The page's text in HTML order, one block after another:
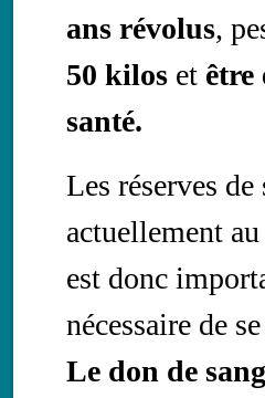
ans révolus,
50 kilos et être
santé.
Les réserves de
actuellement
est donc
nécessaire de
Le don de